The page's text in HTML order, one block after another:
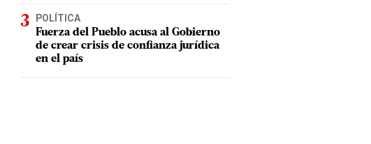
POLÍTICA
Fuerza del Pueblo acusa al Gobierno
de crear crisis de confianza jurídica
en el país